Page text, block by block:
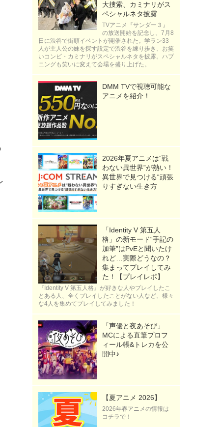
大捜索、カミナリがス
ペシャルネタ披露
TVアニメ『サンダー３』
の放送開始を記念し、7月8
日に渋谷で街頭イベントが開催された。学ラン33
人が主人公の妹を探す設定で渋谷を練り歩き、お笑
いコンビ・カミナリがスペシャルネタを披露。ハプ
ニングも笑いに変えて会場を盛り上げた。
DMM TVで視聴可能な
アニメを紹介！
2026年夏アニメは“戦
わない異世界”が熱い！
異世界で見つける“頑張
りすぎない生き方
「Identity V 第五人
格」の新モード“手記の
加筆”はPvEと聞いたけ
れど…実際どうなの？
集まってプレイしてみ
た！【プレイレポ】
『Identity V 第五人格』が好きな人やプレイしたこ
とある人、全くプレイしたことがない人など、様々
な4人を集めてプレイしてみました！
「声優と夜あそび」
MCによる直筆プロフ
ィール帳&トレカを公
開中♪
【夏アニメ 2026】
2026年春アニメの情報は
コチラで！